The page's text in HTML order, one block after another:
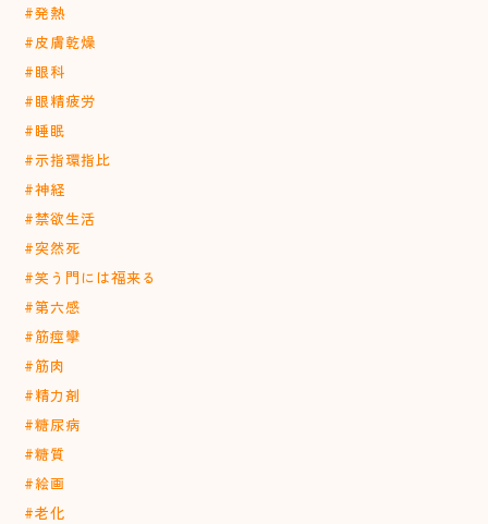
#発熱
#皮膚乾燥
#眼科
#眼精疲労
#睡眠
#示指環指比
#神経
#禁欲生活
#突然死
#笑う門には福来る
#第六感
#筋痙攣
#筋肉
#精力剤
#糖尿病
#糖質
#絵画
#老化